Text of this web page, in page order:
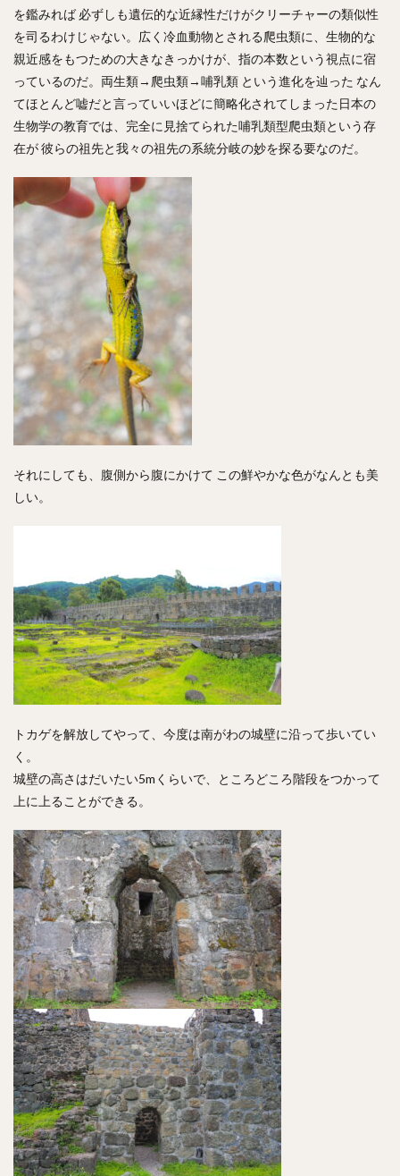
を鑑みれば 必ずしも遺伝的な近縁性だけがクリーチャーの類似性
を司るわけじゃない。広く冷血動物とされる爬虫類に、生物的な
親近感をもつための大きなきっかけが、指の本数という視点に宿
っているのだ。両生類→爬虫類→哺乳類 という進化を辿った なん
てほとんど嘘だと言っていいほどに簡略化されてしまった日本の
生物学の教育では、完全に見捨てられた哺乳類型爬虫類という存
在が 彼らの祖先と我々の祖先の系統分岐の妙を探る要なのだ。
それにしても、腹側から腹にかけて この鮮やかな色がなんとも美
しい。
トカゲを解放してやって、今度は南がわの城壁に沿って歩いてい
く。
城壁の高さはだいたい5mくらいで、ところどころ階段をつかって
上に上ることができる。